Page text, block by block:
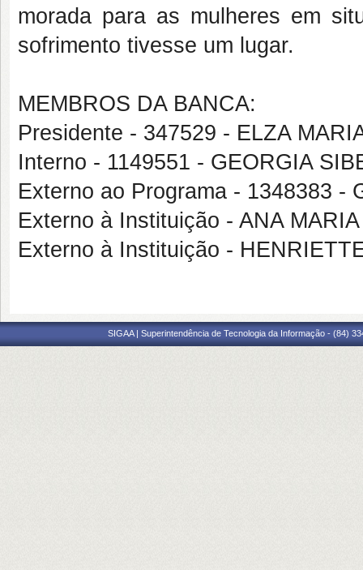
morada para as mulheres em
sofrimento tivesse um lugar.
MEMBROS DA BANCA:
Presidente - 347529 - ELZA
Interno - 1149551 - GEORGIA
Externo ao Programa - 1348383 -
Externo à Instituição - ANA
Externo à Instituição -
SIGAA | Superintendência de Tecnologia da Informação - (84)